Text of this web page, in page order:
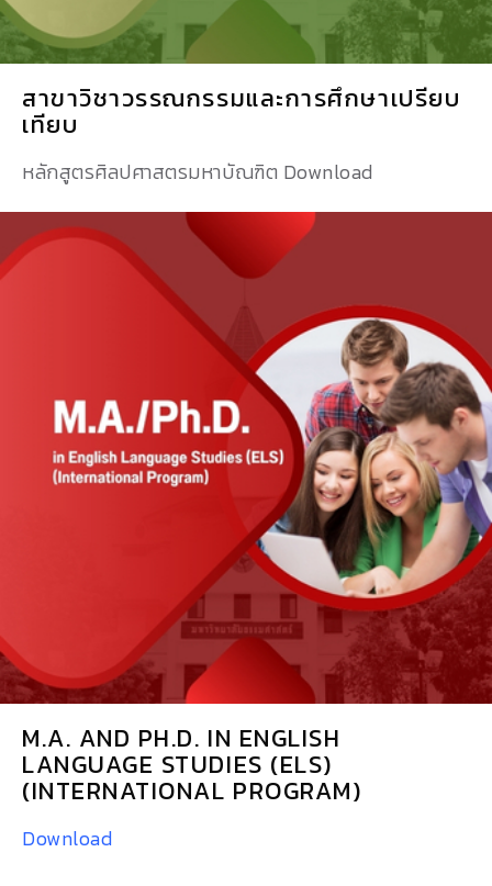
สาขาวิชาวรรณกรรมและการศึกษาเปรียบ
เทียบ
หลักสูตรศิลปศาสตรมหาบัณฑิต Download
M.A. AND PH.D. IN ENGLISH
LANGUAGE STUDIES (ELS)
(INTERNATIONAL PROGRAM)
Download